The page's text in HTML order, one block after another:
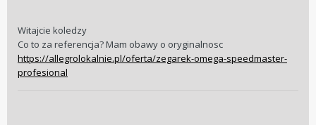
Witajcie koledzy
Co to za referencja? Mam obawy o oryginalnosc
https://allegrolokalnie.pl/oferta/zegarek-omega-speedmaster-
profesional